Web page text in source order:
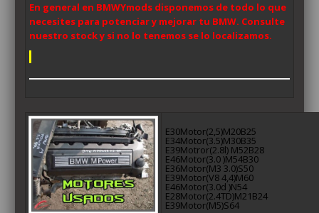
En general en BMWYmods disponemos de todo lo que
necesites para potenciar y mejorar tu BMW. Consulte
nuestro stock y si no lo tenemos se lo localizamos.
E30Motor(2,5)M20B25
E34Motor(3.5)M30B35
E39Motror(2.8l) M52B28
E46Motor(3.0 )M54B30
E36Motor(M3 3.0)S50
E39Motor(V8 4,4)M60
E46Motor(3.0d )N54
E28Motor(2.4TD)M21B24
E39Motor(M5)S64